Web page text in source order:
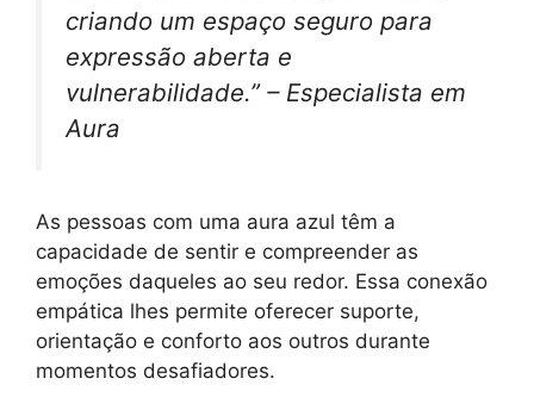
criando um espaço seguro para
expressão aberta e
vulnerabilidade.” – Especialista em
Aura
As pessoas com uma aura azul têm a
capacidade de sentir e compreender as
emoções daqueles ao seu redor. Essa conexão
empática lhes permite oferecer suporte,
orientação e conforto aos outros durante
momentos desafiadores.